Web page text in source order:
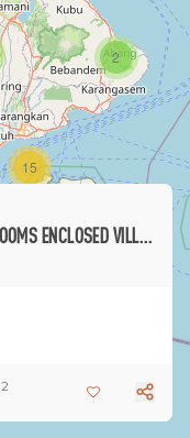
15
2
MINIMALIST TWO-BEDROOMS ENCLOSED VILLA MOMENTS FROM SESEH BEACH (MINIMUM 2 YEARS RENTAL)
2